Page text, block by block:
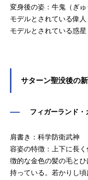
変身後の姿：牛鬼（ぎゅ
モデルとされている偉人
モデルとされている惑星
サターン聖没後の
フィガーランド・
肩書き：科学防衛武神
容姿の特徴：上下に長
徴的な金色の髪の毛と
持っている。若かりし頃